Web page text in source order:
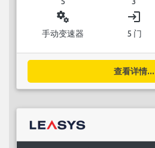
miscellaneous_services
手动变速器
login
5 门
查看详情...